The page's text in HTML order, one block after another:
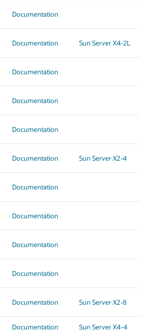
Documentation
Documentation Sun Server X4-2L
Documentation
Documentation
Documentation
Documentation Sun Server X2-4
Documentation
Documentation
Documentation
Documentation
Documentation Sun Server X2-8
Documentation Sun Server X4-4